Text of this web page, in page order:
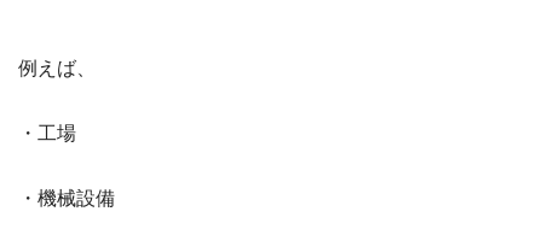
例えば、
・工場
・機械設備